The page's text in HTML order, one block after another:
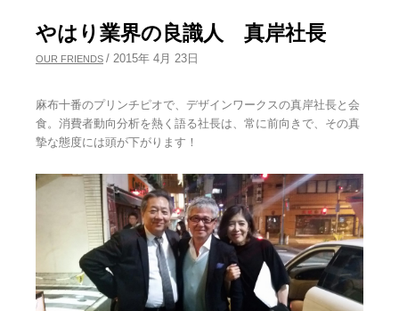
やはり業界の良識人 真岸社長
OUR FRIENDS / 2015年 4月 23日
麻布十番のプリンチピオで、デザインワークスの真岸社長と会
食。消費者動向分析を熱く語る社長は、常に前向きで、その真
摯な態度には頭が下がります！